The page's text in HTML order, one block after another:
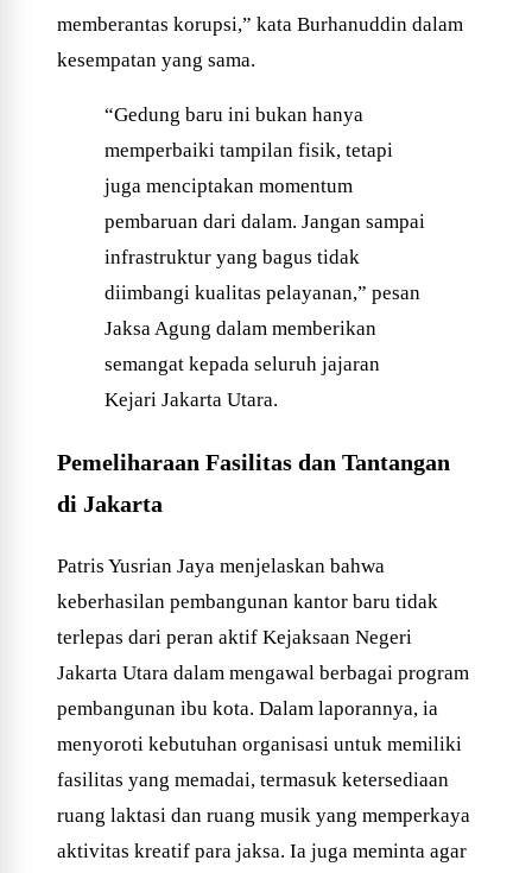
memberantas korupsi,” kata Burhanuddin dalam
kesempatan yang sama.
“Gedung baru ini bukan hanya
memperbaiki tampilan fisik, tetapi
juga menciptakan momentum
pembaruan dari dalam. Jangan sampai
infrastruktur yang bagus tidak
diimbangi kualitas pelayanan,” pesan
Jaksa Agung dalam memberikan
semangat kepada seluruh jajaran
Kejari Jakarta Utara.
Pemeliharaan Fasilitas dan Tantangan
di Jakarta
Patris Yusrian Jaya menjelaskan bahwa
keberhasilan pembangunan kantor baru tidak
terlepas dari peran aktif Kejaksaan Negeri
Jakarta Utara dalam mengawal berbagai program
pembangunan ibu kota. Dalam laporannya, ia
menyoroti kebutuhan organisasi untuk memiliki
fasilitas yang memadai, termasuk ketersediaan
ruang laktasi dan ruang musik yang memperkaya
aktivitas kreatif para jaksa. Ia juga meminta agar